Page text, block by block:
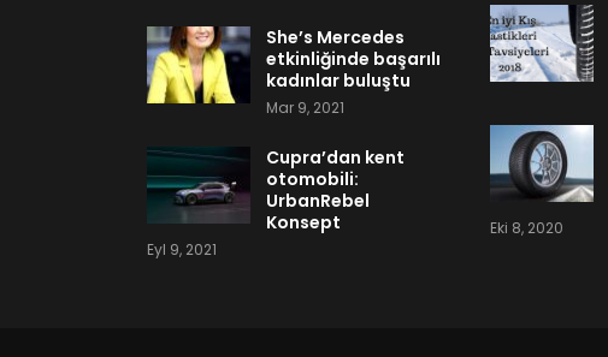
She’s Mercedes
etkinliğinde başarılı
kadınlar buluştu
Mar 9, 2021
Cupra’dan kent
otomobili:
UrbanRebel
Konsept
Eyl 9, 2021
Eki 8, 2020